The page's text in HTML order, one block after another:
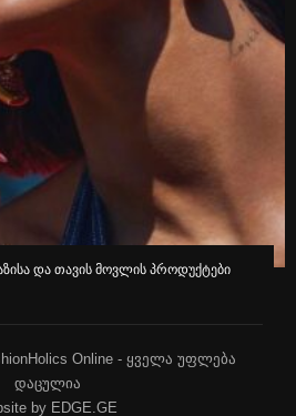
და თავის მოვლის პროდუქტები
Online - ყველა უფლება
დაცულია
by EDGE.GE